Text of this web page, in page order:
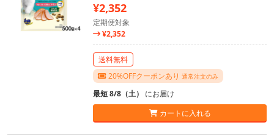
¥2,352
定期便対象
¥2,352
送料無料
20%OFFクーポンあり 通常注文のみ
最短 8/8（土） にお届け
カートに入れる